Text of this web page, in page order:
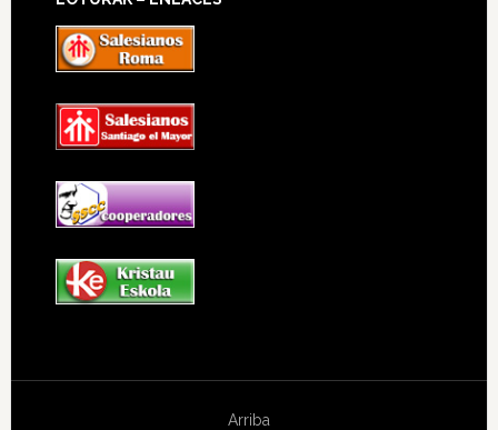
Arriba